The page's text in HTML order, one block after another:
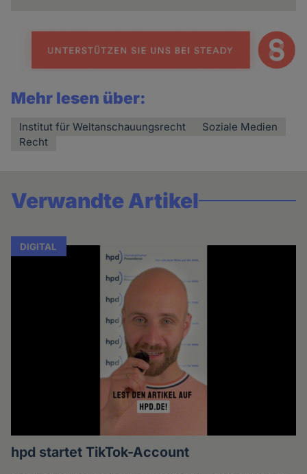
Mehr lesen über:
Institut für Weltanschauungsrecht
Soziale Medien
Recht
Verwandte Artikel
DIGITAL
hpd startet TikTok-Account